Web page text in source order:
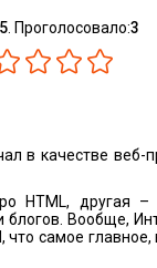
5 . Проголосовало:3
в качестве веб-
HTML, другая –
блогов. Вообще,
самое главное,